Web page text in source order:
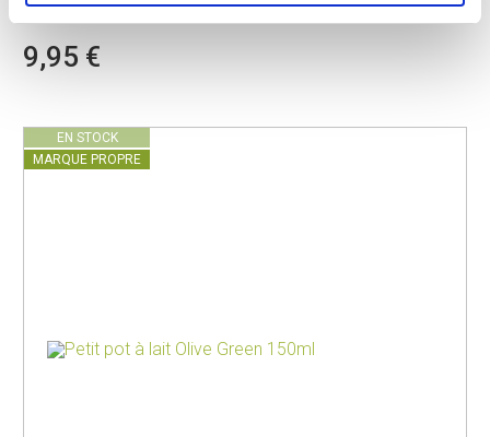
PETIT POT À LAIT MIDNIGHT MOCHA 150ML
9,95 €
EN STOCK
MARQUE PROPRE